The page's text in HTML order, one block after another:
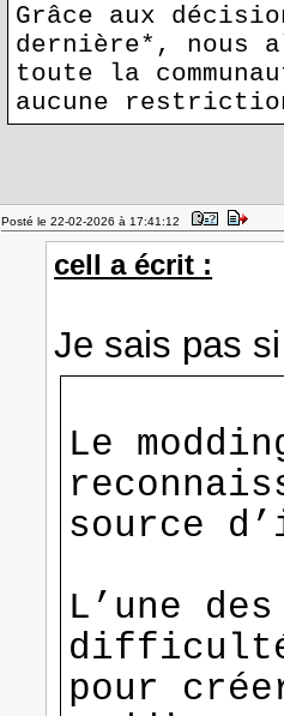
Grâce aux
dernière*, nous
toute la
aucune
Posté le 22-02-2026 à 17:41:12
cell a écrit :
Je sais pas
Le
source
L’une
difficulté
pour